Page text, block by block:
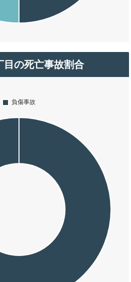
目の死亡事故割合